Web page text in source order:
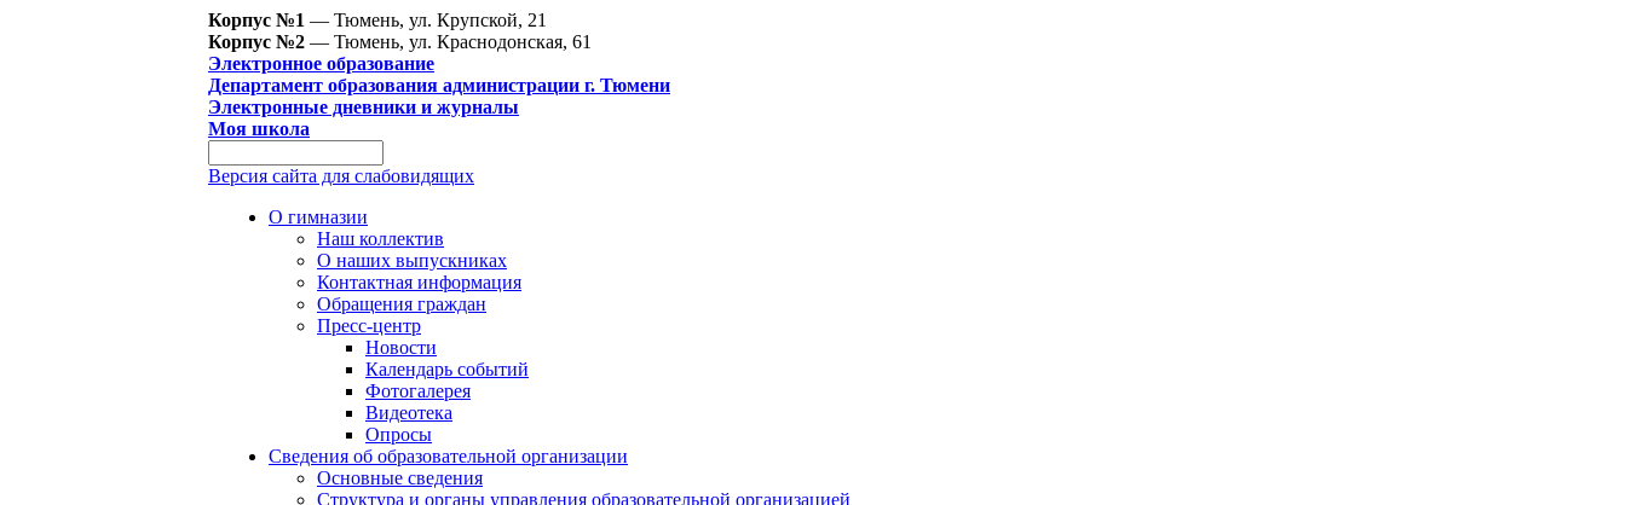
Корпус №1 — Тюмень, ул. Крупской, 21
Корпус №2 — Тюмень, ул. Краснодонская, 61
Электронное образование
Департамент образования администрации г. Тюмени
Электронные дневники и журналы
Моя школа
Версия сайта для слабовидящих
О гимназии
Наш коллектив
О наших выпускниках
Контактная информация
Обращения граждан
Пресс-центр
Новости
Календарь событий
Фотогалерея
Видеотека
Опросы
Сведения об образовательной организации
Основные сведения
Структура и органы управления образовательной организацией